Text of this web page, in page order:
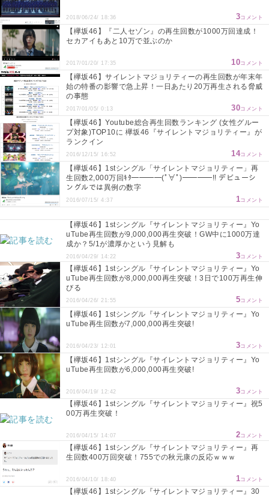
2018/06/24/ 18:36 3コメント
【欅坂46】『二人セゾン』の再生回数が1000万回達成！
セカアイもあと10万で並ぶのか
2017/01/20/ 17:35 10コメント
【欅坂46】サイレントマジョリティーの再生回数が年末年
始の特番の影響で急上昇！一日あたり20万再生される脅威
の事態
2017/01/05/ 0:13 30コメント
【欅坂46】Youtube総合再生回数ランキング (女性グルー
プ対象)TOP10に 欅坂46『サイレントマジョリティー』が
ランクイン
2016/12/15/ 16:52 14コメント
【欅坂46】1stシングル「サイレントマジョリティー」再
生回数2,000万回ｷﾀ━━━━(ﾟ∀ﾟ)━━━━!! デビューシ
ングルでは異例の数字
2016/07/15/ 4:37 1コメント
【欅坂46】1stシングル『サイレントマジョリティー』Yo
uTube再生回数が9,000,000再生突破！GW中に1000万達
成か？5/1が濃厚かという見解も
2016/04/29/ 14:22 3コメント
【欅坂46】1stシングル『サイレントマジョリティー』Yo
uTube再生回数が8,000,000再生突破！3日で100万再生伸
びる
2016/04/26/ 21:55 5コメント
【欅坂46】1stシングル『サイレントマジョリティー』Yo
uTube再生回数が7,000,000再生突破!
2016/04/23/ 12:01 3コメント
【欅坂46】1stシングル『サイレントマジョリティー』Yo
uTube再生回数が6,000,000再生突破!
2016/04/19/ 12:42 3コメント
【欅坂46】1stシングル『サイレントマジョリティー』祝5
00万再生突破！
2016/04/15/ 14:07 2コメント
【欅坂46】1stシングル『サイレントマジョリティー』再
生回数400万回突破！755での秋元康の反応ｗｗｗ
2016/04/10/ 18:40 1コメント
【欅坂46】1stシングル『サイレントマジョリティー』30